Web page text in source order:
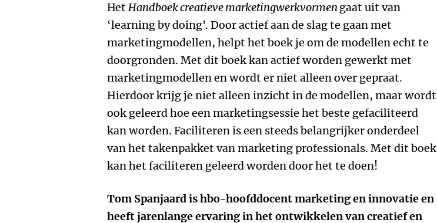
Het Handboek creatieve marketingwerkvormen gaat uit van
‘learning by doing'. Door actief aan de slag te gaan met
marketingmodellen, helpt het boek je om de modellen echt te
doorgronden. Met dit boek kan actief worden gewerkt met
marketingmodellen en wordt er niet alleen over gepraat.
Hierdoor krijg je niet alleen inzicht in de modellen, maar wordt
ook geleerd hoe een marketingsessie het beste gefaciliteerd
kan worden. Faciliteren is een steeds belangrijker onderdeel
van het takenpakket van marketing professionals. Met dit boek
kan het faciliteren geleerd worden door het te doen!
Tom Spanjaard is hbo-hoofddocent marketing en innovatie en
heeft jarenlange ervaring in het ontwikkelen van creatief en